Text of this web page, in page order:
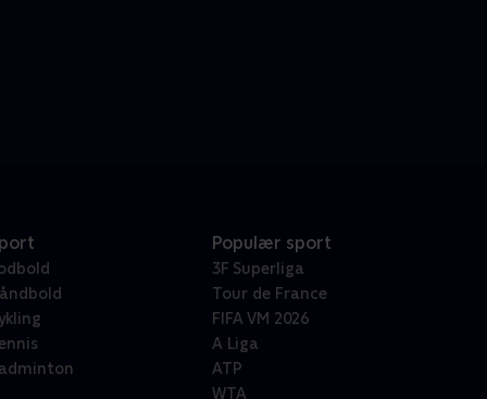
Populær sport
3F Superliga
Tour de France
FIFA VM 2026
A Liga
ATP
WTA